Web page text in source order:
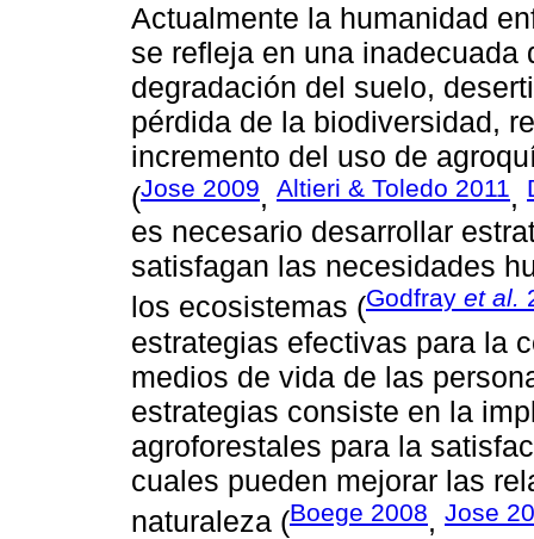
Actualmente la humanidad
se refleja en una
degradación del suelo,
pérdida de la biodiversidad,
incremento del uso de
(Jose 2009, Altieri & Toledo 2011,
es necesario desarrollar
satisfagan las necesidades
los ecosistemas (Godfray et al.
estrategias efectivas para la
medios de vida de las
estrategias consiste en la
agroforestales para la
cuales pueden mejorar las
naturaleza (Boege 2008, Jose